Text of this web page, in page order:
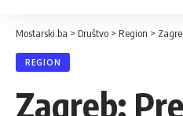
Mostarski.ba > Društvo > Region > Zagreb:
REGION
Zagreb: